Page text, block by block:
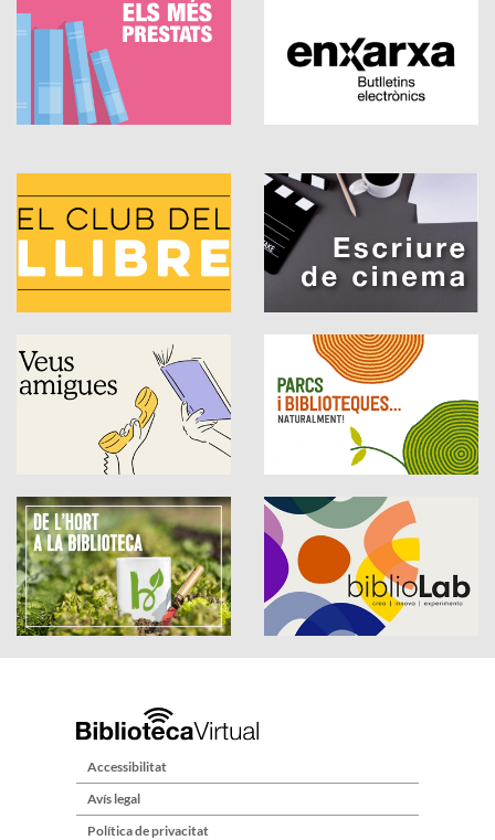
Accessibilitat
Avís legal
Política de privacitat